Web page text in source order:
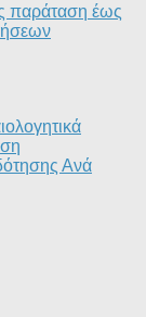
παράταση έως
Ανά